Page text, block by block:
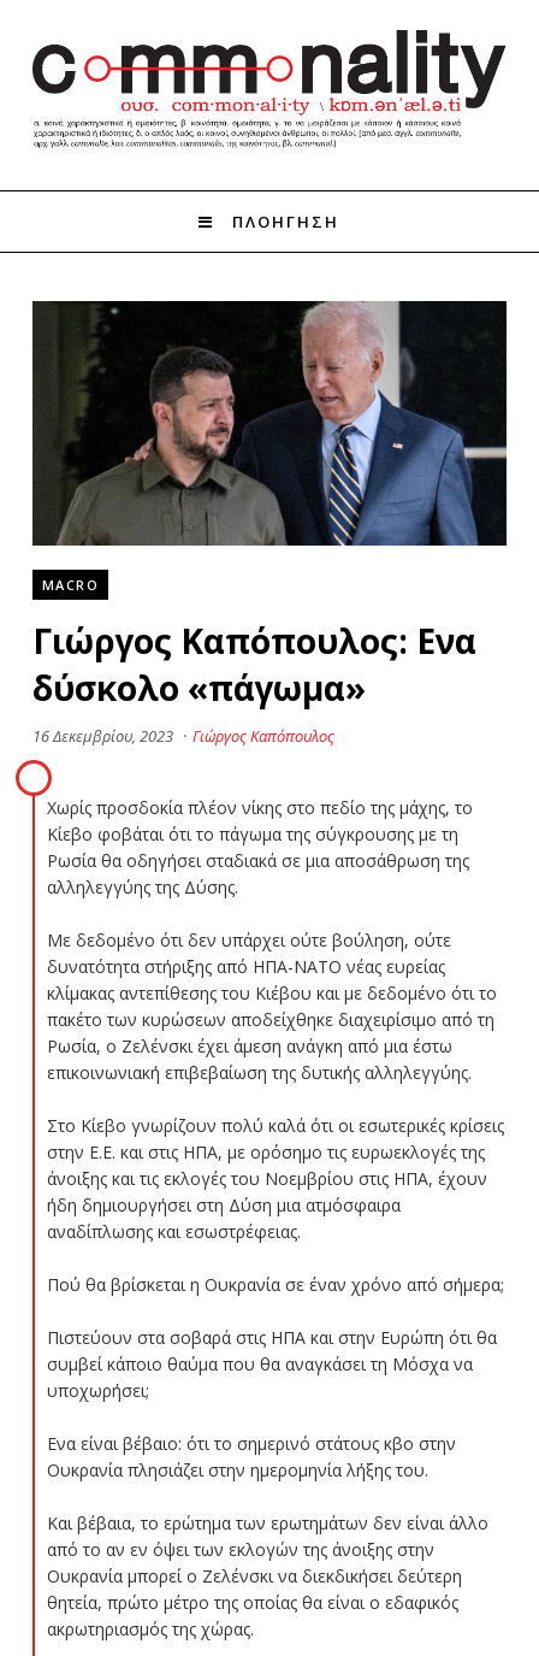
ΠΛΟΗΓΗΣΗ
MACRO
Γιώργος Καπόπουλος: Ενα
δύσκολο «πάγωμα»
16 Δεκεμβρίου, 2023 · Γιώργος Καπόπουλος
Χωρίς προσδοκία πλέον νίκης στο πεδίο της μάχης, το
Κίεβο φοβάται ότι το πάγωμα της σύγκρουσης με τη
Ρωσία θα οδηγήσει σταδιακά σε μια αποσάθρωση της
αλληλεγγύης της Δύσης.
Με δεδομένο ότι δεν υπάρχει ούτε βούληση, ούτε
δυνατότητα στήριξης από ΗΠΑ-ΝΑΤΟ νέας ευρείας
κλίμακας αντεπίθεσης του Κιέβου και με δεδομένο ότι το
πακέτο των κυρώσεων αποδείχθηκε διαχειρίσιμο από τη
Ρωσία, ο Ζελένσκι έχει άμεση ανάγκη από μια έστω
επικοινωνιακή επιβεβαίωση της δυτικής αλληλεγγύης.
Στο Κίεβο γνωρίζουν πολύ καλά ότι οι εσωτερικές κρίσεις
στην Ε.Ε. και στις ΗΠΑ, με ορόσημο τις ευρωεκλογές της
άνοιξης και τις εκλογές του Νοεμβρίου στις ΗΠΑ, έχουν
ήδη δημιουργήσει στη Δύση μια ατμόσφαιρα
αναδίπλωσης και εσωστρέφειας.
Πού θα βρίσκεται η Ουκρανία σε έναν χρόνο από σήμερα;
Πιστεύουν στα σοβαρά στις ΗΠΑ και στην Ευρώπη ότι θα
συμβεί κάποιο θαύμα που θα αναγκάσει τη Μόσχα να
υποχωρήσει;
Ενα είναι βέβαιο: ότι το σημερινό στάτους κβο στην
Ουκρανία πλησιάζει στην ημερομηνία λήξης του.
Και βέβαια, το ερώτημα των ερωτημάτων δεν είναι άλλο
από το αν εν όψει των εκλογών της άνοιξης στην
Ουκρανία μπορεί ο Ζελένσκι να διεκδικήσει δεύτερη
θητεία, πρώτο μέτρο της οποίας θα είναι ο εδαφικός
ακρωτηριασμός της χώρας.